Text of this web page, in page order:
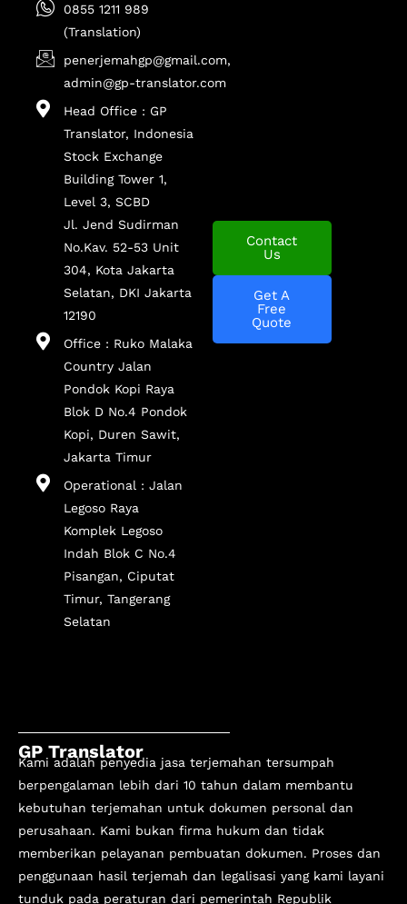
0855 1211 989
(Translation)
penerjemahgp@gmail.com,
admin@gp-translator.com
Head Office : GP
Translator, Indonesia
Stock Exchange
Building Tower 1,
Level 3, SCBD
Jl. Jend Sudirman
No.Kav. 52-53 Unit
304, Kota Jakarta
Selatan, DKI Jakarta
12190
Office : Ruko Malaka
Country Jalan
Pondok Kopi Raya
Blok D No.4 Pondok
Kopi, Duren Sawit,
Jakarta Timur
Operational : Jalan
Legoso Raya
Komplek Legoso
Indah Blok C No.4
Pisangan, Ciputat
Timur, Tangerang
Selatan
Contact
Us
Get A
Free
Quote
GP Translator
Kami adalah penyedia jasa terjemahan tersumpah
berpengalaman lebih dari 10 tahun dalam membantu
kebutuhan terjemahan untuk dokumen personal dan
perusahaan. Kami bukan firma hukum dan tidak
memberikan pelayanan pembuatan dokumen. Proses dan
penggunaan hasil terjemah dan legalisasi yang kami layani
tunduk pada peraturan dari pemerintah Republik